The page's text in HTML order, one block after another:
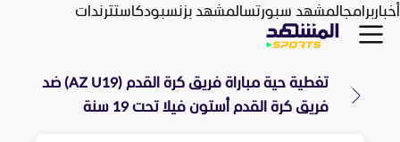
أخباربرامجالمشهد سبورتسالمشهد بزنسبودكاستترندات
تغطية حية مباراة فريق كرة القدم (AZ U19)
ضد
فريق كرة القدم أستون فيلا تحت 19 سنة